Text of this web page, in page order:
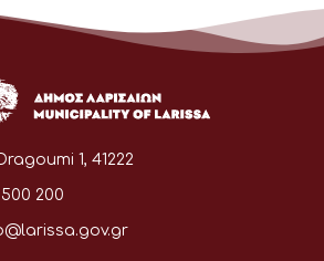
1, 41222
500 200